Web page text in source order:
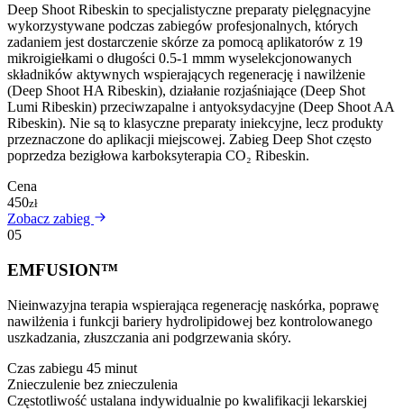
Deep Shoot Ribeskin to specjalistyczne preparaty pielęgnacyjne
wykorzystywane podczas zabiegów profesjonalnych, których
zadaniem jest dostarczenie skórze za pomocą aplikatorów z 19
mikroigiełkami o długości 0.5-1 mmm wyselekcjonowanych
składników aktywnych wspierających regenerację i nawilżenie
(Deep Shoot HA Ribeskin), działanie rozjaśniające (Deep Shot
Lumi Ribeskin) przeciwzapalne i antyoksydacyjne (Deep Shoot AA
Ribeskin). Nie są to klasyczne preparaty iniekcyjne, lecz produkty
przeznaczone do aplikacji miejscowej. Zabieg Deep Shot często
poprzedza bezigłowa karboksyterapia CO₂ Ribeskin.
Cena
450zł
Zobacz zabieg
05
EMFUSION™
Nieinwazyjna terapia wspierająca regenerację naskórka, poprawę
nawilżenia i funkcji bariery hydrolipidowej bez kontrolowanego
uszkadzania, złuszczania ani podgrzewania skóry.
Czas zabiegu 45 minut
Znieczulenie bez znieczulenia
Częstotliwość ustalana indywidualnie po kwalifikacji lekarskiej